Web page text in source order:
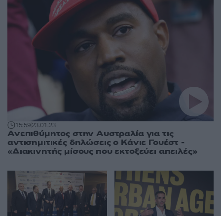
15:5923.01.23
Ανεπιθύμητος στην Αυστραλία για τις
αντισημιτικές δηλώσεις ο Κάνιε Γουέστ -
«Διακινητής μίσους που εκτοξεύει απειλές»